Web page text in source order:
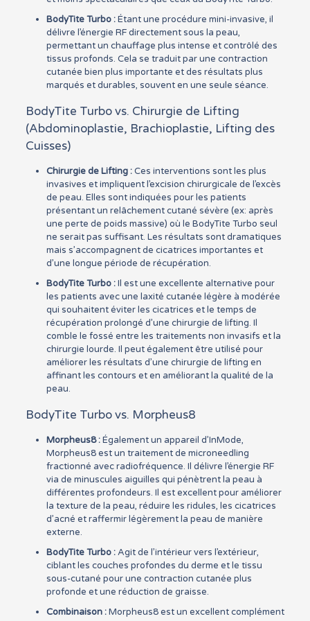
BodyTite Turbo :Étant une procédure mini-invasive, il
délivre l’énergie RF directement sous la peau,
permettant un chauffage plus intense et contrôlé des
tissus profonds. Cela se traduit par une contraction
cutanée bien plus importante et des résultats plus
marqués et durables, souvent en une seule séance.
BodyTite Turbo vs. Chirurgie de Lifting
(Abdominoplastie, Brachioplastie, Lifting des
Cuisses)
Chirurgie de Lifting :Ces interventions sont les plus
invasives et impliquent l’excision chirurgicale de l’excès
de peau. Elles sont indiquées pour les patients
présentant un relâchement cutané sévère (ex: après
une perte de poids massive) où le BodyTite Turbo seul
ne serait pas suffisant. Les résultats sont dramatiques
mais s’accompagnent de cicatrices importantes et
d’une longue période de récupération.
BodyTite Turbo :Il est une excellente alternative pour
les patients avec une laxité cutanée légère à modérée
qui souhaitent éviter les cicatrices et le temps de
récupération prolongé d’une chirurgie de lifting. Il
comble le fossé entre les traitements non invasifs et la
chirurgie lourde. Il peut également être utilisé pour
améliorer les résultats d’une chirurgie de lifting en
affinant les contours et en améliorant la qualité de la
peau.
BodyTite Turbo vs. Morpheus8
Morpheus8 :Également un appareil d’InMode,
Morpheus8 est un traitement de microneedling
fractionné avec radiofréquence. Il délivre l’énergie RF
via de minuscules aiguilles qui pénètrent la peau à
différentes profondeurs. Il est excellent pour améliorer
la texture de la peau, réduire les ridules, les cicatrices
d’acné et raffermir légèrement la peau de manière
externe.
BodyTite Turbo :Agit de l’intérieur vers l’extérieur,
ciblant les couches profondes du derme et le tissu
sous-cutané pour une contraction cutanée plus
profonde et une réduction de graisse.
Combinaison :Morpheus8 est un excellent complément